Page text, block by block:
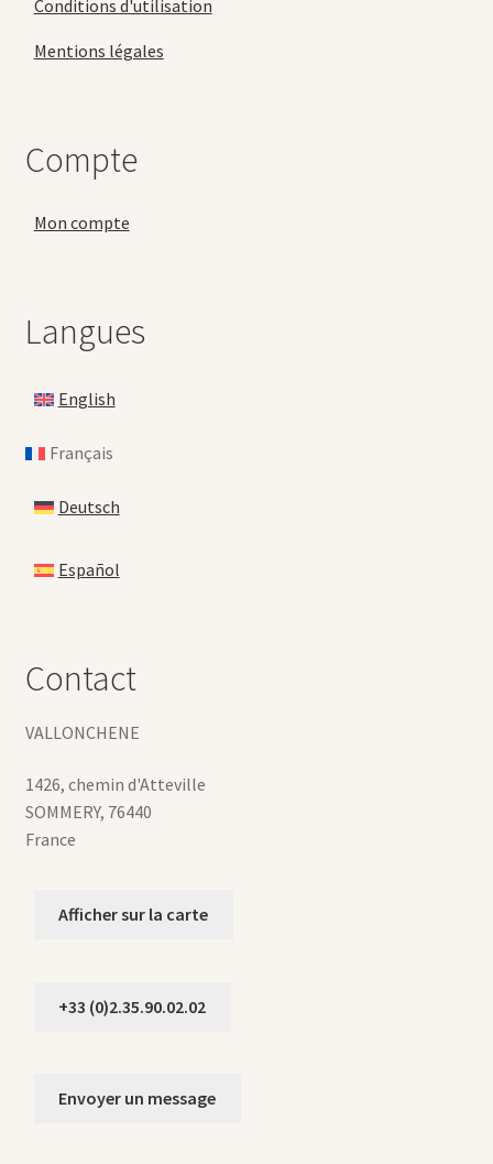
Conditions d'utilisation
Mentions légales
Compte
Mon compte
Langues
English
Français
Deutsch
Español
Contact
VALLONCHENE
1426, chemin d'Atteville
SOMMERY, 76440
France
Afficher sur la carte
+33 (0)2.35.90.02.02
Envoyer un message